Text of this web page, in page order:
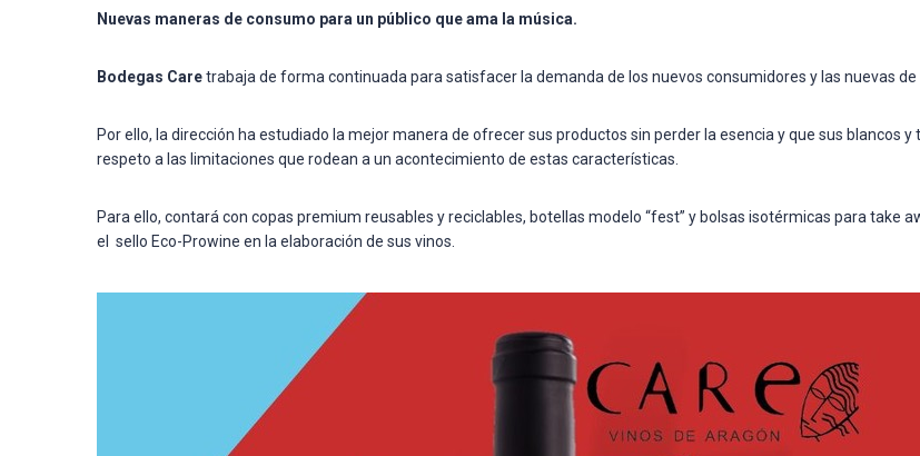
Nuevas maneras de consumo para un público que ama la música.
Bodegas Caretrabaja de forma continuada para satisfacer la demanda de los nuevos consumidores y las nuevas de
Por ello, la dirección ha estudiado la mejor manera de ofrecer sus productos sin perder la esencia y que sus blancos
respeto a las limitaciones que rodean a un acontecimiento de estas características.
Para ello, contará con copas premium reusables y reciclables, botellas modelo “fest” y bolsas isotérmicas para take
el sello Eco-Prowine en la elaboración de sus vinos.